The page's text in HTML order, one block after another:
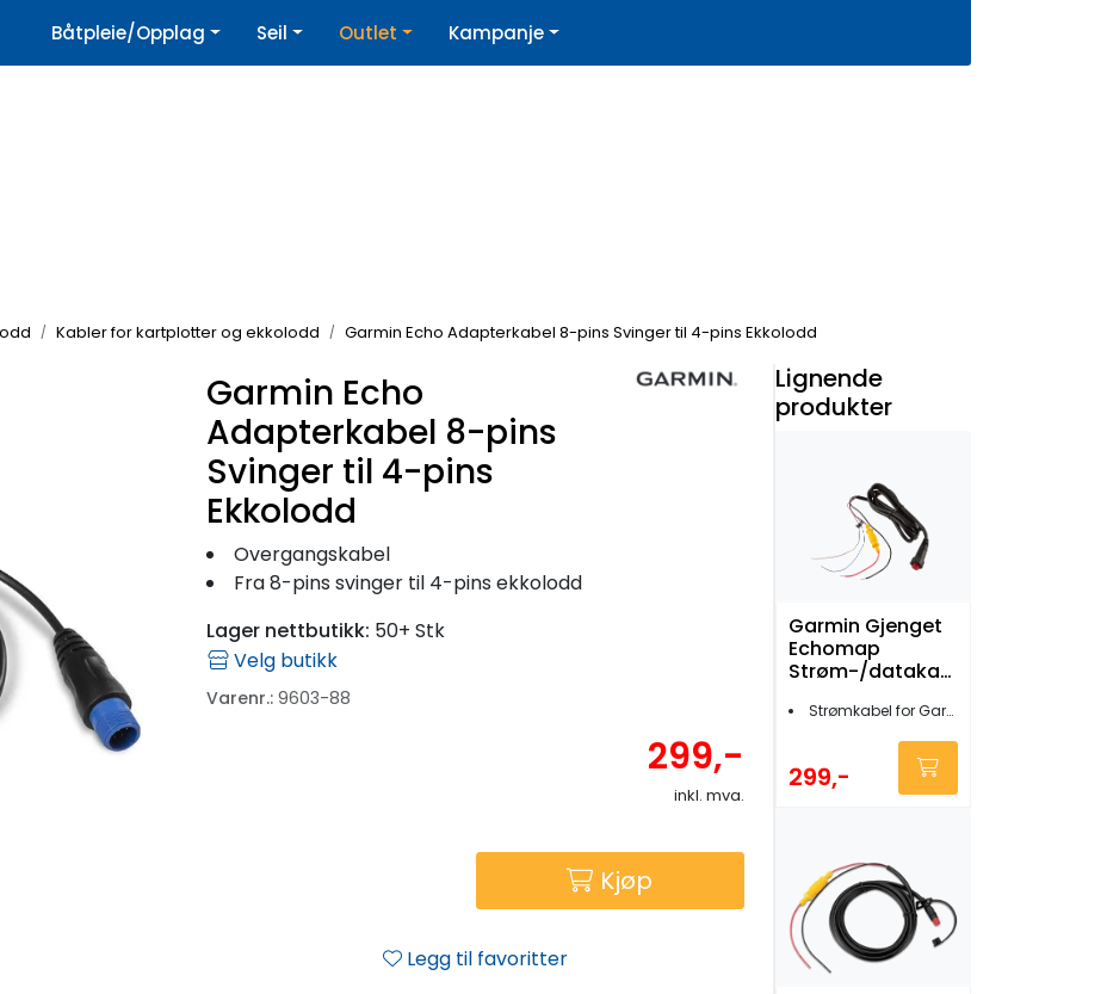
Kjøpshjelp | Nyhetsbrev
Båtpleie/Opplag Seil Outlet Kampanje
Kabler for kartplotter og ekkolodd Garmin Echo Adapterkabel 8-pins Svinger til 4-pins Ekkolodd
Garmin Echo
Adapterkabel 8-pins
Svinger til 4-pins
Ekkolodd
Overgangskabel
Fra 8-pins svinger til 4-pins ekkolodd
Lager nettbutikk: 50+ Stk
Velg butikk
Varenr.: 9603-88
299,-
inkl. mva.
Kjøp
Legg til favoritter
Lignende
produkter
Garmin Gjenget
Echomap
Strøm-/datakab
Strømkabel for Garmin echoMap
299,-